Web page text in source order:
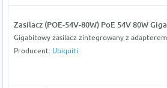
Zasilacz (POE-54V-80W) PoE 54V 80W
Gigabitowy zasilacz zintegrowany z adapterem
Producent: Ubiquiti